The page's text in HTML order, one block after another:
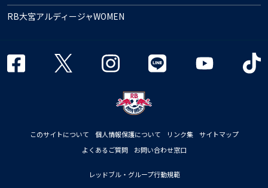
RB大宮アルディージャWOMEN
このサイトについて 個人情報保護について リンク集
サイトマップ
よくあるご質問
お問い合わせ窓口
レッドブル・グループ行動規範